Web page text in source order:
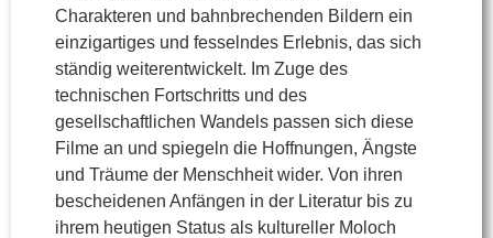
Charakteren und bahnbrechenden Bildern ein
einzigartiges und fesselndes Erlebnis, das sich
ständig weiterentwickelt. Im Zuge des
technischen Fortschritts und des
gesellschaftlichen Wandels passen sich diese
Filme an und spiegeln die Hoffnungen, Ängste
und Träume der Menschheit wider. Von ihren
bescheidenen Anfängen in der Literatur bis zu
ihrem heutigen Status als kultureller Moloch